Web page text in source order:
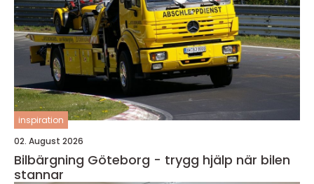
inspiration
02. August 2026
Bilbärgning Göteborg - trygg hjälp när bilen
stannar